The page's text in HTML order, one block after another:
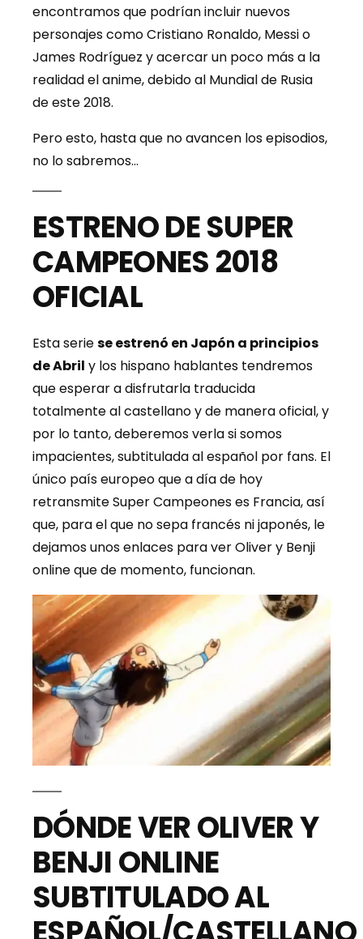
encontramos que podrían incluir nuevos
personajes como Cristiano Ronaldo, Messi o
James Rodríguez y acercar un poco más a la
realidad el anime, debido al Mundial de Rusia
de este 2018.
Pero esto, hasta que no avancen los episodios,
no lo sabremos…
ESTRENO DE SUPER
CAMPEONES 2018
OFICIAL
Esta seriese estrenó en Japón a principios
de Abril y los hispano hablantes tendremos
que esperar a disfrutarla traducida
totalmente al castellano y de manera oficial, y
por lo tanto, deberemos verla si somos
impacientes, subtitulada al español por fans. El
único país europeo que a día de hoy
retransmite Super Campeones es Francia, así
que, para el que no sepa francés ni japonés, le
dejamos unos enlaces para ver Oliver y Benji
online que de momento, funcionan.
DÓNDE VER OLIVER Y
BENJI ONLINE
SUBTITULADO AL